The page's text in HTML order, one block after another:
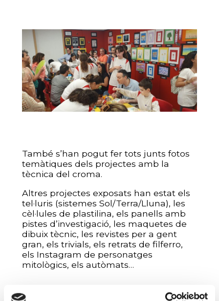
També s’han pogut fer tots junts fotos
temàtiques dels projectes amb la
tècnica del croma.
Altres projectes exposats han estat els
tel·luris (sistemes Sol/Terra/Lluna), les
cèl·lules de plastilina, els panells amb
pistes d’investigació, les maquetes de
dibuix tècnic, les revistes per a gent
gran, els trivials, els retrats de filferro,
els Instagram de personatges
mitològics, els autòmats…